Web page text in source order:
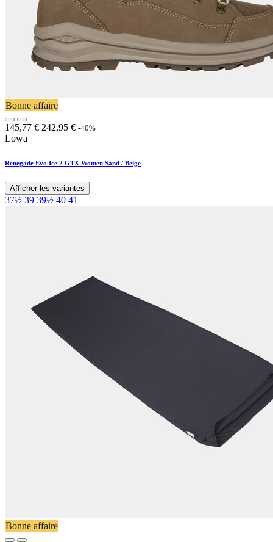
Bonne affaire
145,77 € 242,95€ -40%
Lowa
Renegade Evo Ice 2 GTX Women Sand / Beige
Afficher les variantes
37½ 39 39½ 40 41
Bonne affaire